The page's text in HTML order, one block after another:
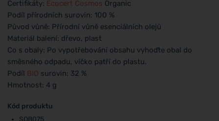
Certifikáty: Ecocert Cosmos Organic
Podíl přírodních surovin: 100 %
Původ vůně: Přírodní vůně esenciálních olejů
Materiál balení: dřevo, plast
Co s obaly: Po vypotřebování obsahu vyhoďte obal do
směsného odpadu, víčko patří do plastu.
Podíl BIO surovin: 32 %
Hmotnost: 4 g
Kód produktu
SOB075